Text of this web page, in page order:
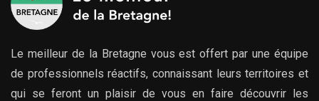
Le meilleur de la Bretagne vous est offert par une équipe
de professionnels réactifs, connaissant leurs territoires et
qui se feront un plaisir de vous en faire découvrir les